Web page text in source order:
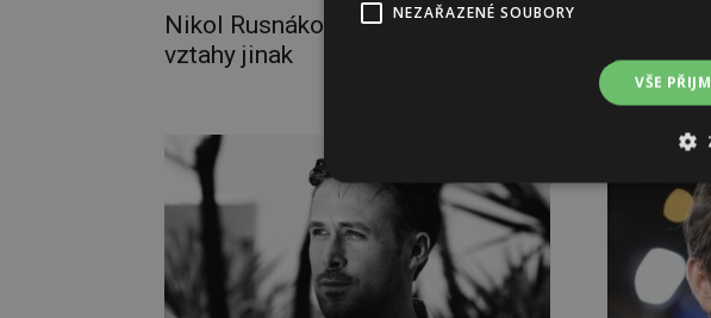
Nikol Rusnáková radí jak nastavit
vztahy jinak
NEZAŘAZENÉ SOUBORY
VŠE